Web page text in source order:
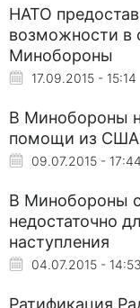
НАТО
возможности в
Минобороны
17.09.2015 - 15:14
В Минобороны
помощи из США
09.07.2015 - 17:44
В Минобороны
недостаточно
наступления
04.07.2015 - 14:53
Ратификация